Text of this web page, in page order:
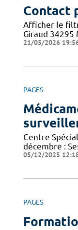
Contact
Afficher le
Giraud 34295
21/05/2026
PAGES
Centre
décembre :
05/12/2025
PAGES